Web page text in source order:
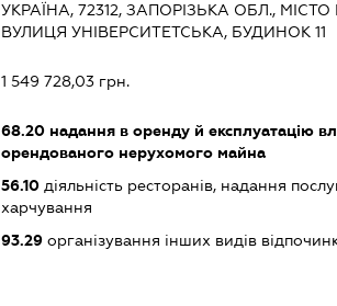
УКРАЇНА, 72312, ЗАПОРІЗЬКА ОБЛ.,
ВУЛИЦЯ УНІВЕРСИТЕТСЬКА, БУДИНОК 11
1 549 728,03 грн.
68.20надання в оренду й експлуатацію
орендованого нерухомого майна
56.10діяльність ресторанів, надання
харчування
93.29організування інших видів